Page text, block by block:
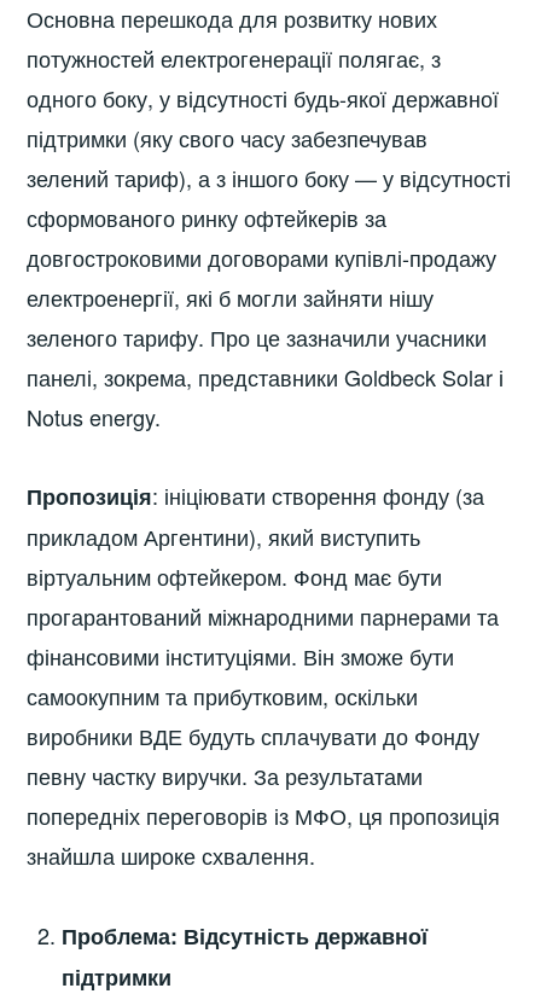
Основна перешкода для розвитку нових
потужностей електрогенерації полягає, з
одного боку, у відсутності будь-якої державної
підтримки (яку свого часу забезпечував
зелений тариф), а з іншого боку — у відсутності
сформованого ринку офтейкерів за
довгостроковими договорами купівлі-продажу
електроенергії, які б могли зайняти нішу
зеленого тарифу. Про це зазначили учасники
панелі, зокрема, представники Goldbeck Solar і
Notus energy.
Пропозиція: ініціювати створення фонду (за
прикладом Аргентини), який виступить
віртуальним офтейкером. Фонд має бути
прогарантований міжнародними парнерами та
фінансовими інституціями. Він зможе бути
самоокупним та прибутковим, оскільки
виробники ВДЕ будуть сплачувати до Фонду
певну частку виручки. За результатами
попередніх переговорів із МФО, ця пропозиція
знайшла широке схвалення.
Проблема: Відсутність державної
підтримки